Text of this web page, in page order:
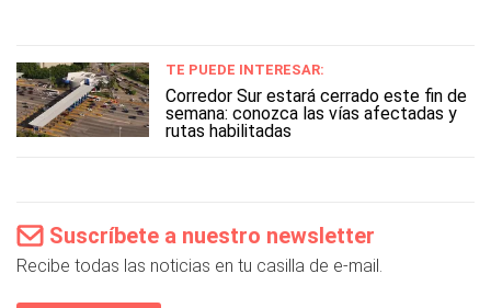
TE PUEDE INTERESAR:
Corredor Sur estará cerrado este fin de
semana: conozca las vías afectadas y
rutas habilitadas
Suscríbete a nuestro newsletter
Recibe todas las noticias en tu casilla de e-mail.